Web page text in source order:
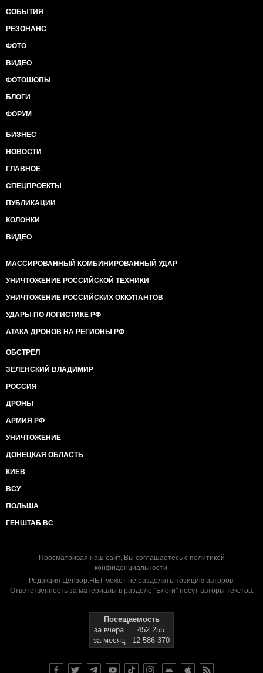
СОБЫТИЯ
РЕЗОНАНС
ФОТО
ВИДЕО
ФОТОШОПЫ
БЛОГИ
ФОРУМ
БИЗНЕС
НОВОСТИ
ГЛАВНОЕ
СПЕЦПРОЕКТЫ
ПУБЛИКАЦИИ
КОЛОНКИ
ВИДЕО
МАССИРОВАННЫЙ КОМБИНИРОВАННЫЙ УДАР
УНИЧТОЖЕНИЕ РОССИЙСКОЙ ТЕХНИКИ
УНИЧТОЖЕНИЕ РОССИЙСКИХ ОККУПАНТОВ
УДАРЫ ПО ЛОГИСТИКЕ РФ
АТАКА ДРОНОВ НА РЕГИОНЫ РФ
ОБСТРЕЛ
ЗЕЛЕНСКИЙ ВЛАДИМИР
РОССИЯ
ДРОНЫ
АРМИЯ РФ
УНИЧТОЖЕНИЕ
ДОНЕЦКАЯ ОБЛАСТЬ
КИЕВ
ВСУ
ПОЛЬША
ГЕНШТАБ ВС
Просматривая наш сайт, Вы соглашаетесь с политикой
конфиденциальности.
Редакция Цензор.НЕТ может не разделять позицию авторов.
Ответственность за материалы в разделе "Блоги" несут авторы текстов.
Посещаемость
за вчера
452 255
за месяц
12 586 370